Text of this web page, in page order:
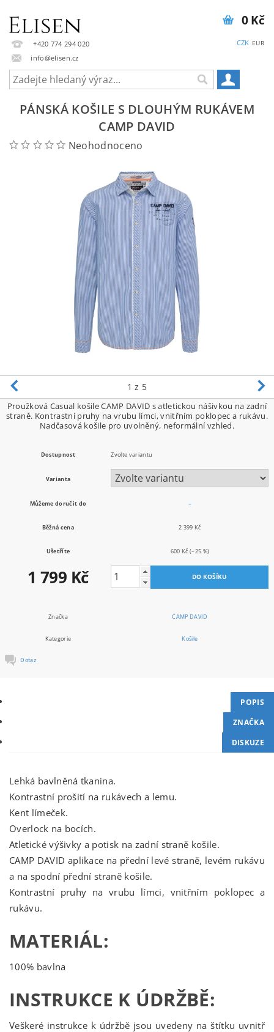
+420 774 294 020
info@elisen.cz
CZK EUR
0 Kč
PÁNSKÁ KOŠILE S DLOUHÝM RUKÁVEM
CAMP DAVID
Neohodnoceno
1 z 5
Proužková Casual košile CAMP DAVID s atletickou nášivkou na zadní
straně. Kontrastní pruhy na vrubu límci, vnitřním poklopec a rukávu.
Nadčasová košile pro uvolněný, neformální vzhled.
Dostupnost Zvolte variantu
Varianta
Můžeme doručit do –
Běžná cena 2 399 Kč
Ušetříte 600 Kč (–25 %)
1 799 Kč
Značka CAMP DAVID
Kategorie Košile
Dotaz
POPIS
ZNAČKA
DISKUZE
Lehká bavlněná tkanina.
Kontrastní prošití na rukávech a lemu.
Kent límeček.
Overlock na bocích.
Atletické výšivky a potisk na zadní straně košile.
CAMP DAVID aplikace na přední levé straně, levém rukávu
a na spodní přední straně košile.
Kontrastní pruhy na vrubu límci, vnitřním poklopec a
rukávu.
MATERIÁL:
100% bavlna
INSTRUKCE K ÚDRŽBĚ:
Veškeré instrukce k údržbě jsou uvedeny na štítku uvnitř